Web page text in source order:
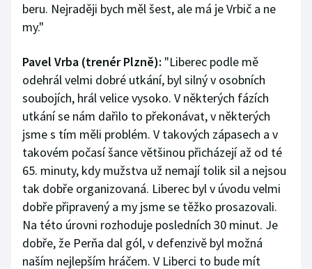
beru. Nejraději bych měl šest, ale má je Vrbič a ne
my."
Pavel Vrba (trenér Plzně): "Liberec podle mě
odehrál velmi dobré utkání, byl silný v osobních
soubojích, hrál velice vysoko. V některých fázích
utkání se nám dařilo to překonávat, v některých
jsme s tím měli problém. V takových zápasech a v
takovém počasí šance většinou přicházejí až od té
65. minuty, kdy mužstva už nemají tolik sil a nejsou
tak dobře organizovaná. Liberec byl v úvodu velmi
dobře připravený a my jsme se těžko prosazovali.
Na této úrovni rozhoduje posledních 30 minut. Je
dobře, že Perňa dal gól, v defenzivě byl možná
naším nejlepším hráčem. V Liberci to bude mít